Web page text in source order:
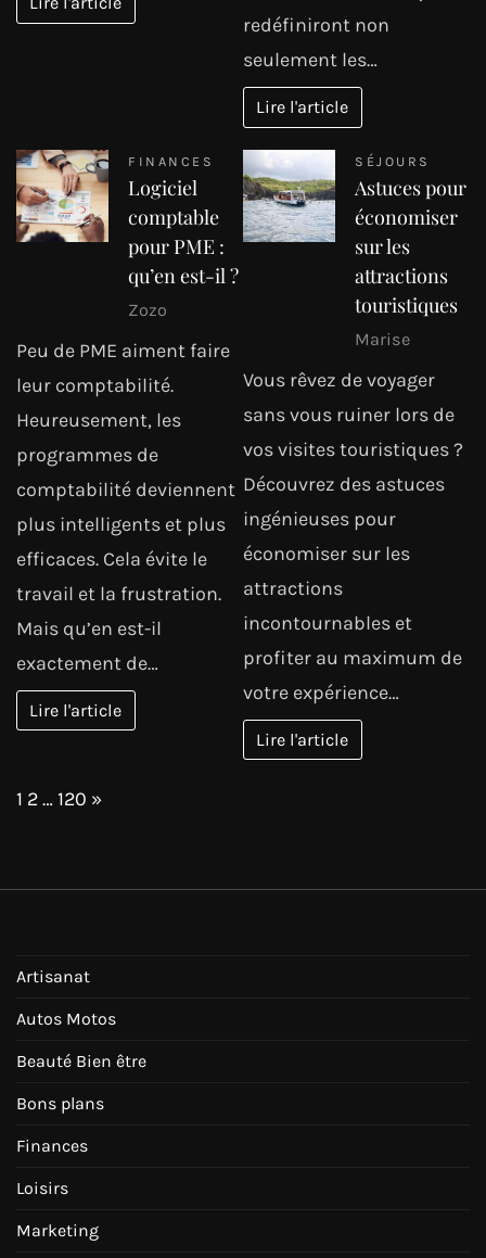
redéfiniront non
seulement les…
Lire l'article
FINANCES
Logiciel
comptable
pour PME :
qu’en est-il ?
Zozo
Peu de PME aiment faire
leur comptabilité.
Heureusement, les
programmes de
comptabilité deviennent
plus intelligents et plus
efficaces. Cela évite le
travail et la frustration.
Mais qu’en est-il
exactement de…
Lire l'article
SÉJOURS
Astuces pour
économiser
sur les
attractions
touristiques
Marise
Vous rêvez de voyager
sans vous ruiner lors de
vos visites touristiques ?
Découvrez des astuces
ingénieuses pour
économiser sur les
attractions
incontournables et
profiter au maximum de
votre expérience…
Lire l'article
Page:
1 2…120 Next
»
Artisanat
Autos Motos
Beauté Bien être
Bons plans
Finances
Loisirs
Marketing